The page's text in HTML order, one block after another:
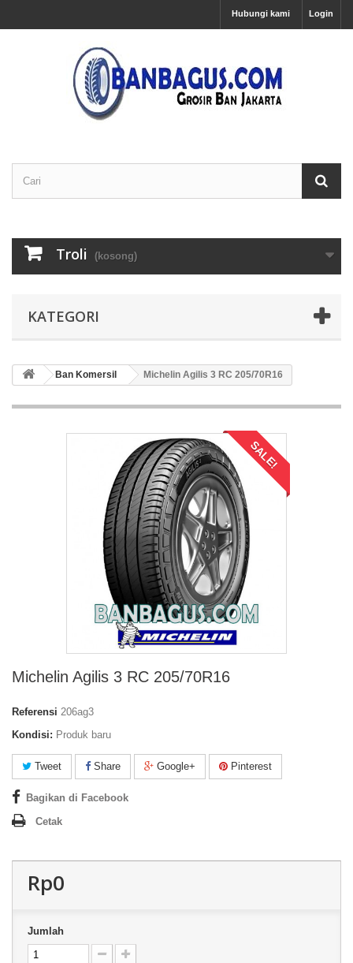
Login
Hubungi kami
Troli (kosong)
KATEGORI
Ban Komersil Michelin Agilis 3 RC 205/70R16
SALE!
Michelin Agilis 3 RC 205/70R16
Referensi 206ag3
Kondisi: Produk baru
Tweet Share Google+ Pinterest
Bagikan di Facebook
Cetak
Rp0
Jumlah